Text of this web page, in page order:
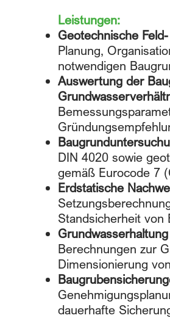
Leistungen:
Geotechnische
Planung,
notwendigen
Auswertung der
DIN 4020 sowie
gemäß Eurocode 7
Erdstatische
Standsicherheit von
Berechnungen zur
Dimensionierung
dauerhafte